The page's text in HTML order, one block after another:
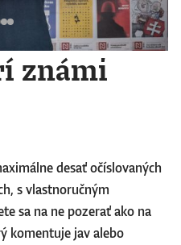
známi
desať očíslovaných
s vlastnoručným
sa na ne pozerať ako na
komentuje jav alebo